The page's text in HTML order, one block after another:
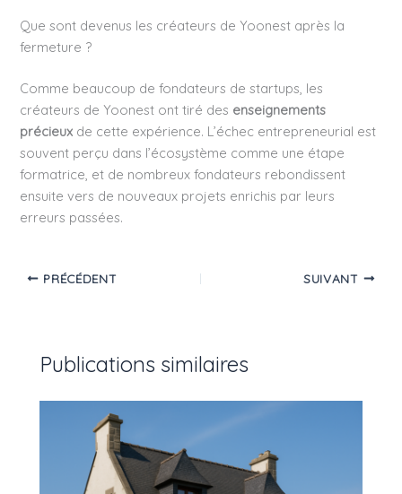
Que sont devenus les créateurs de Yoonest après la
fermeture ?
Comme beaucoup de fondateurs de startups, les
créateurs de Yoonest ont tiré des enseignements
précieux de cette expérience. L’échec entrepreneurial est
souvent perçu dans l’écosystème comme une étape
formatrice, et de nombreux fondateurs rebondissent
ensuite vers de nouveaux projets enrichis par leurs
erreurs passées.
PRÉCÉDENT SUIVANT
Publications similaires